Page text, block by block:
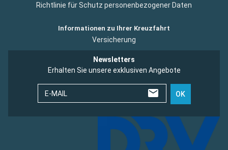
Richtlinie für Schutz personenbezogener Daten
Informationen zu Ihrer Kreuzfahrt
Versicherung
Newsletters
Erhalten Sie unsere exklusiven Angebote
E-MAIL OK